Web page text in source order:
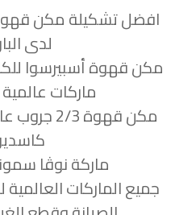
افضل تشكيلة مكن قهوة
لدى
مكن قهوة أسبيرسوا
ماركات عالمية
مكن قهوة
ماركة نوڤا
جميع الماركات